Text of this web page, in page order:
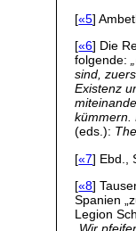
[«5]
[«6] Die
folgende:
sind,
Existenz
kümmern.
(eds.):
[«7] Ebd.,
[«8]
Spanien
Legion